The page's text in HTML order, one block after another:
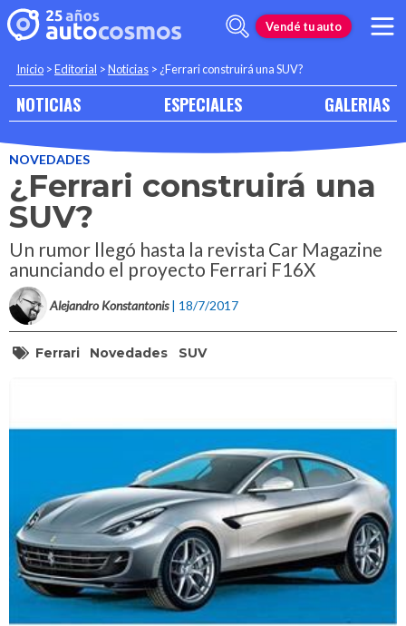
Vendé tu auto
Inicio >Editorial >Noticias > ¿Ferrari construirá una SUV?
NOTICIAS ESPECIALES GALERIAS
NOVEDADES
¿Ferrari construirá una
SUV?
Un rumor llegó hasta la revista Car Magazine
anunciando el proyecto Ferrari F16X
Alejandro Konstantonis | 18/7/2017
Ferrari Novedades SUV